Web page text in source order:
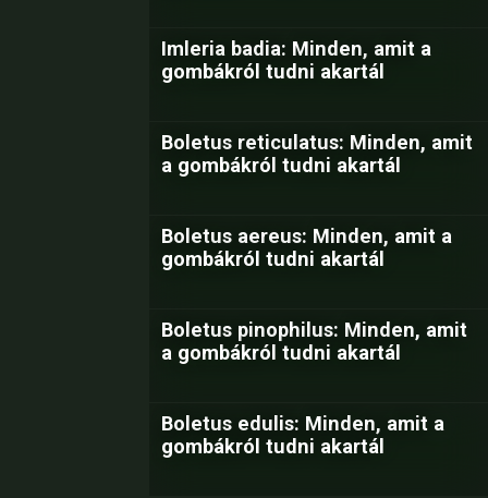
Imleria badia: Minden, amit a
gombákról tudni akartál
Boletus reticulatus: Minden, amit
a gombákról tudni akartál
Boletus aereus: Minden, amit a
gombákról tudni akartál
Boletus pinophilus: Minden, amit
a gombákról tudni akartál
Boletus edulis: Minden, amit a
gombákról tudni akartál